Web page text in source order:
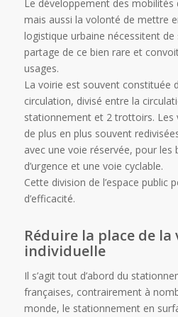
Le développement des
mais aussi la volonté de mettre
logistique urbaine nécessitent
partage de ce bien rare et
usages.
La voirie est souvent constituée
circulation, divisé entre la
stationnement et 2 trottoirs. Les
de plus en plus souvent
avec une voie réservée, pour les
d’urgence et une voie cyclable.
Cette division de l’espace public
d’efficacité.
Réduire la place de
individuelle
Il s’agit tout d’abord du
françaises, contrairement à
monde, le stationnement en